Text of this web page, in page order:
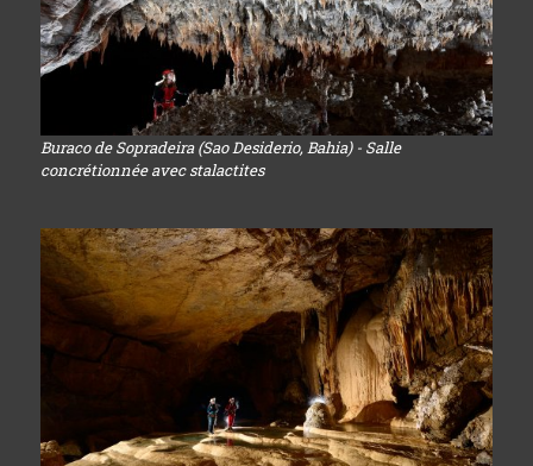
Buraco de Sopradeira (Sao Desiderio, Bahia) - Salle
concrétionnée avec stalactites